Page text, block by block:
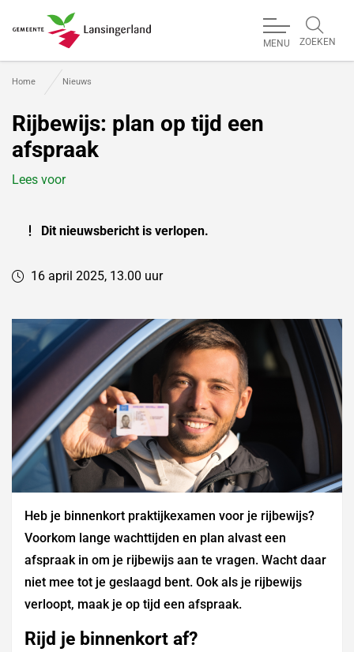
MENU ZOEKEN
Home Nieuws
Rijbewijs: plan op tijd een
afspraak
Lees voor
Dit nieuwsbericht is verlopen.
16 april 2025, 13.00 uur
Heb je binnenkort praktijkexamen voor je rijbewijs?
Voorkom lange wachttijden en plan alvast een
afspraak in om je rijbewijs aan te vragen. Wacht daar
niet mee tot je geslaagd bent. Ook als je rijbewijs
verloopt, maak je op tijd een afspraak.
Rijd je binnenkort af?